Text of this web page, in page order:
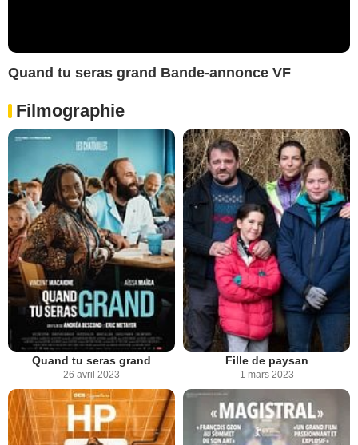
Quand tu seras grand Bande-annonce VF
Filmographie
Quand tu seras grand
26 avril 2023
Fille de paysan
1 mars 2023